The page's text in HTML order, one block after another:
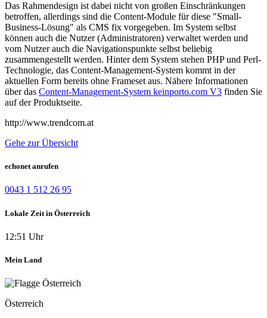
Das Rahmendesign ist dabei nicht von großen Einschränkungen
betroffen, allerdings sind die Content-Module für diese "Small-
Business-Lösung" als CMS fix vorgegeben. Im System selbst
können auch die Nutzer (Administratoren) verwaltet werden und
vom Nutzer auch die Navigationspunkte selbst beliebig
zusammengestellt werden. Hinter dem System stehen PHP und Perl-
Technologie, das Content-Management-System kommt in der
aktuellen Form bereits ohne Frameset aus. Nähere Informationen
über das Content-Management-System keinporto.com V3 finden Sie
auf der Produktseite.
http://www.trendcom.at
Gehe zur Übersicht
echonet anrufen
0043 1 512 26 95
Lokale Zeit in Österreich
12:51 Uhr
Mein Land
Österreich